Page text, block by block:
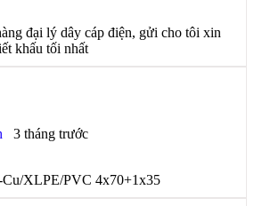
đại lý dây cáp điện, gửi cho tôi xin
khấu tối nhất
3 tháng trước
XLPE/PVC 4x70+1x35